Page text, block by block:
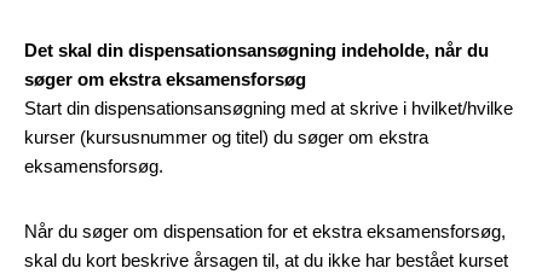
Det skal din dispensationsansøgning indeholde, når du
søger om ekstra eksamensforsøg
Start din dispensationsansøgning med at skrive i hvilket/hvilke
kurser (kursusnummer og titel) du søger om ekstra
eksamensforsøg.
Når du søger om dispensation for et ekstra eksamensforsøg,
skal du kort beskrive årsagen til, at du ikke har bestået kurset